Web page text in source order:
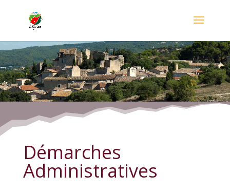
Démarches Administratives
Démarches
Administratives